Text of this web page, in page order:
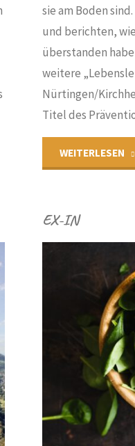
sie am Boden
und berichten,
überstanden
weitere
Nürtingen/
Titel des
WEITERLESEN
EX-IN